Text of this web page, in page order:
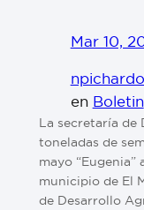
Mar 10,
en Boletin
La secretaría
toneladas de
mayo “Eugenia”
municipio de El
de Desarrollo